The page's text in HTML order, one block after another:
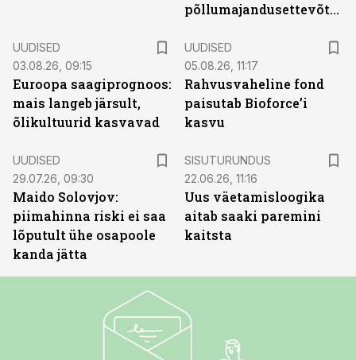
põllumajandusettevõtted
UUDISED
03.08.26, 09:15
Euroopa saagiprognoos:
mais langeb järsult,
õlikultuurid kasvavad
UUDISED
05.08.26, 11:17
Rahvusvaheline fond
paisutab Bioforce’i
kasvu
UUDISED
29.07.26, 09:30
Maido Solovjov:
piimahinna riski ei saa
lõputult ühe osapoole
kanda jätta
SISUTURUNDUS
22.06.26, 11:16
Uus väetamisloogika
aitab saaki paremini
kaitsta